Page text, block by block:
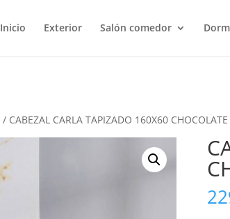
Inicio Exterior Salón comedor
/ CABEZAL CARLA TAPIZADO 160X60 CHOCOLATE